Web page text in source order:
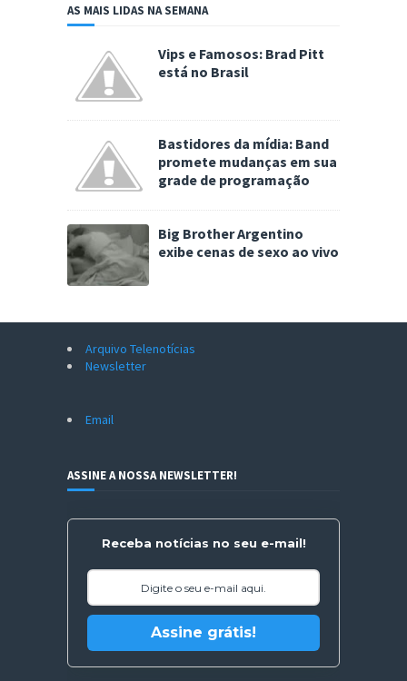
AS MAIS LIDAS NA SEMANA
Vips e Famosos: Brad Pitt
está no Brasil
Bastidores da mídia: Band
promete mudanças em sua
grade de programação
Big Brother Argentino
exibe cenas de sexo ao vivo
Arquivo Telenotícias
Newsletter
Email
ASSINE A NOSSA NEWSLETTER!
Receba notícias no seu e-mail!
Assine grátis!